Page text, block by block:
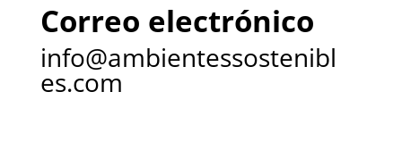
Correo electrónico
info@ambientessostenibl
es.com